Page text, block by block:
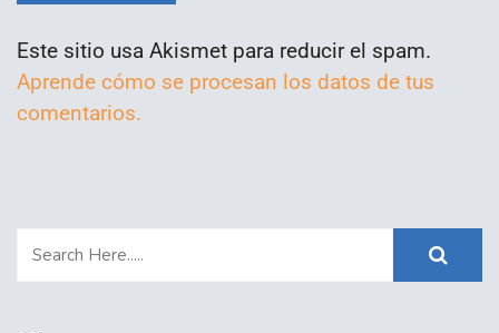
Este sitio usa Akismet para reducir el spam.
Aprende cómo se procesan los datos de tus
comentarios.